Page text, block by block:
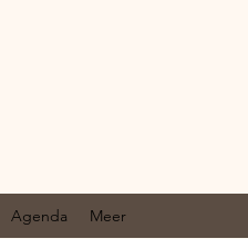
Agenda Meer